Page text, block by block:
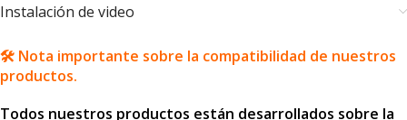
Instalación de video
🛠️ Nota importante sobre la compatibilidad de nuestros
productos.
Todos nuestros productos están desarrollados sobre la